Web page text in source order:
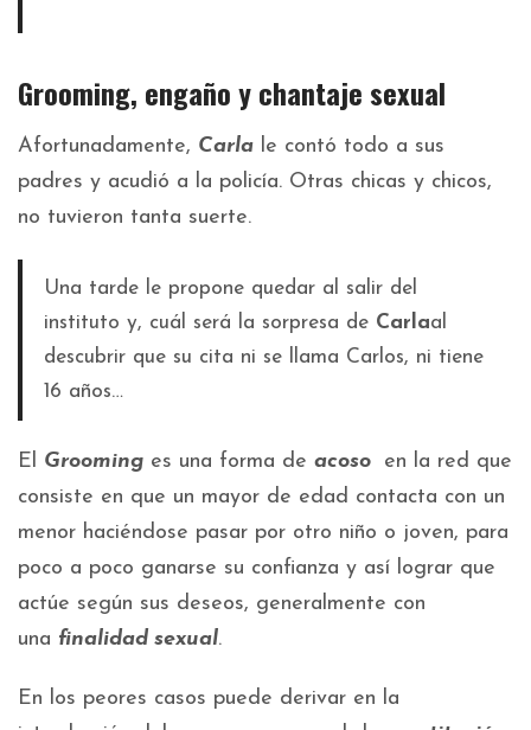
Grooming, engaño y chantaje sexual
Afortunadamente, Carla le contó todo a sus
padres y acudió a la policía. Otras chicas y chicos,
no tuvieron tanta suerte.
Una tarde le propone quedar al salir del
instituto y, cuál será la sorpresa de Carlaal
descubrir que su cita ni se llama Carlos, ni tiene
16 años…
El Grooming es una forma de acoso
en la red que
consiste en que un mayor de edad contacta con un
menor haciéndose pasar por otro niño o joven, para
poco a poco ganarse su confianza y así lograr que
actúe según sus deseos, generalmente con
una finalidad sexual.
En los peores casos puede derivar en la